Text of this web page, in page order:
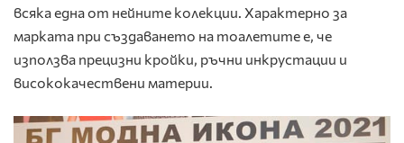
всяка една от нейните колекции. Характерно за
марката при създаването на тоалетите е, че
използва прецизни кройки, ръчни инкрустации и
висококачествени материи.